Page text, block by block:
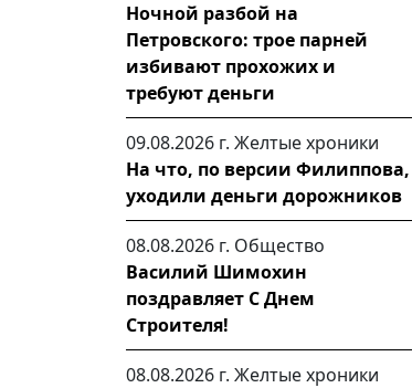
Ночной разбой на
Петровского: трое парней
избивают прохожих и
требуют деньги
09.08.2026 г. Желтые хроники
На что, по версии Филиппова,
уходили деньги дорожников
08.08.2026 г. Общество
Василий Шимохин
поздравляет С Днем
Строителя!
08.08.2026 г. Желтые хроники